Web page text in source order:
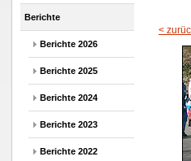
Berichte
Berichte 2026
Berichte 2025
Berichte 2024
Berichte 2023
Berichte 2022
<